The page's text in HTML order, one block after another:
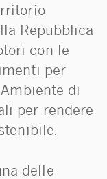
Repubblica
con le
per
di
per rendere
delle